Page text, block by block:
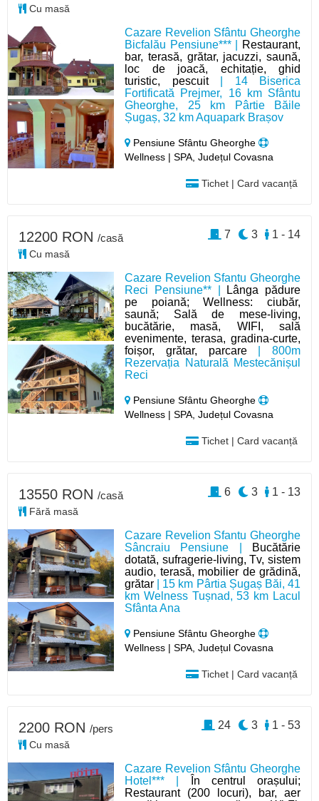
Cazare Revelion Sfântu Gheorghe
Bicfalău Pensiune*** |
Restaurant,
bar, terasă, grătar, jacuzzi, saună,
loc de joacă, echitație, ghid
turistic, pescuit| 14 Biserica
Fortificată Prejmer, 16 km Sfântu
Gheorghe, 25 km Pârtie Băile
Șugaș, 32 km Aquapark Brașov
Pensiune Sfântu Gheorghe
Wellness | SPA, Județul Covasna
Tichet | Card vacanță
Cu masă
Cazare Revelion Sfantu Gheorghe
Reci Pensiune** |
Lânga pădure
pe poiană; Wellness: ciubăr,
saună; Sală de mese-living,
bucătărie, masă, WIFI, sală
evenimente, terasa, gradina-curte,
foișor, grătar, parcare| 800m
Rezervația Naturală Mestecănișul
Reci
Pensiune Sfântu Gheorghe
Wellness | SPA, Județul Covasna
Tichet | Card vacanță
12200 RON /casă
Cu masă
1 - 14
3
7
Cazare Revelion Sfantu Gheorghe
Sâncraiu Pensiune |
Bucătărie
dotată, sufragerie-living, Tv, sistem
audio, terasă, mobilier de grădină,
grătar | 15 km Pârtia Șugaș Băi, 41
km Welness Tușnad, 53 km Lacul
Sfânta Ana
Pensiune Sfântu Gheorghe
Wellness | SPA, Județul Covasna
Tichet | Card vacanță
13550 RON /casă
Fără masă
1 - 13
3
6
Cazare Revelion Sfântu Gheorghe
Hotel*** |
În centrul orașului;
Restaurant (200 locuri), bar, aer
2200 RON /pers
Cu masă
1 - 53
3
24